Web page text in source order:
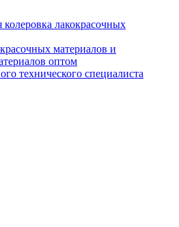
лакокрасочных
материалов и
оптом
технического специалиста